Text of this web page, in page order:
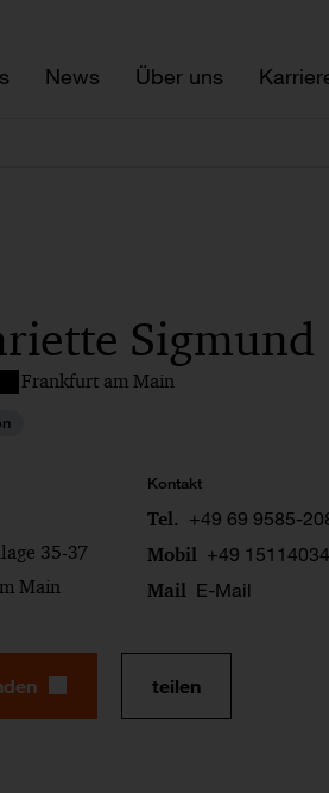
News Über uns
Sigmund
Frankfurt am Main
35-37
Main
Kontakt
Tel. +49 69 9585-
Mobil +49
Mail E-Mail
teilen